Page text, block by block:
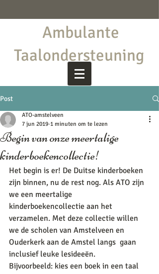
Ambulante
Taalondersteuning
Post
Begin van onze meertalige
kinderboekencollectie!
ATO-amstelveen
7 jun 2019 1 minuten om te lezen
Het begin is er! De Duitse kinderboeken
zijn binnen, nu de rest nog. Als ATO zijn
we een meertalige
kinderboekencollectie aan het
verzamelen. Met deze collectie willen
we de scholen van Amstelveen en
Ouderkerk aan de Amstel langs  gaan
inclusief leuke lesideeën.
Bijvoorbeeld: kies een boek in een taal